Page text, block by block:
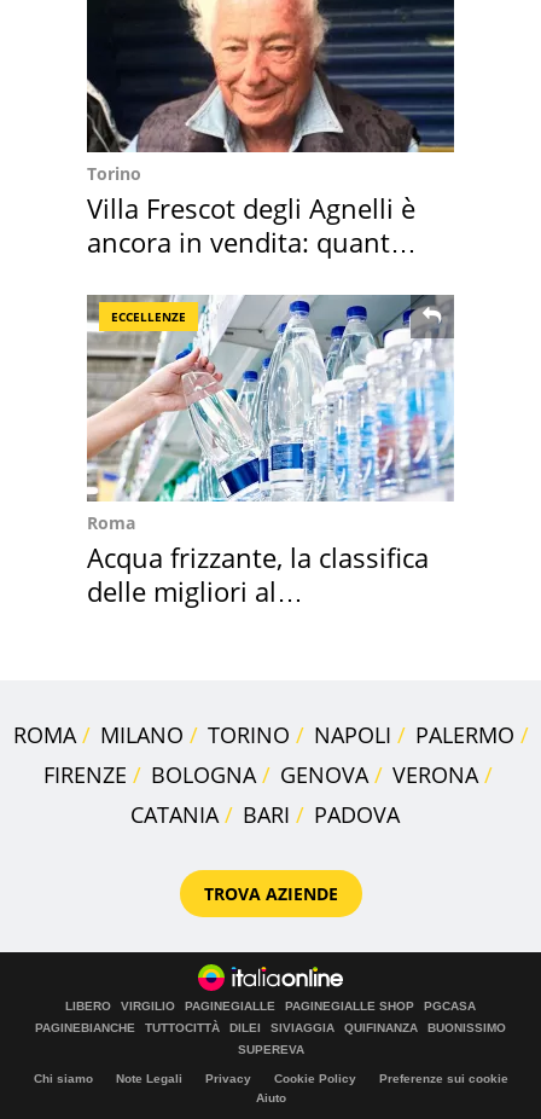
Torino
Villa Frescot degli Agnelli è
ancora in vendita: quanto
ECCELLENZE
Roma
Acqua frizzante, la classifica
delle migliori al
ROMA MILANO TORINO NAPOLI
PALERMO
FIRENZE
BOLOGNA GENOVA
VERONA
CATANIA
BARI PADOVA
TROVA AZIENDE
LIBERO VIRGILIO PAGINEGIALLE PAGINEGIALLE SHOP
PGCASA
PAGINEBIANCHE
TUTTOCITTÀ DILEI SIVIAGGIA QUIFINANZA
BUONISSIMO
SUPEREVA
Chi siamo Note Legali Privacy Cookie Policy
Preferenze sui cookie
Aiuto